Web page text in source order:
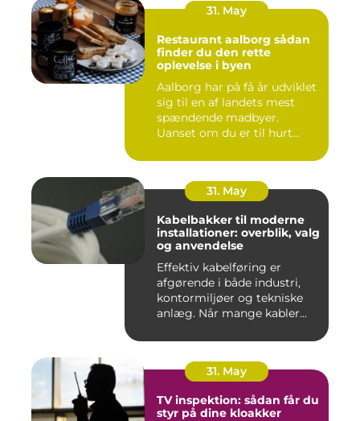
31. May
Restaurant aalborg sådan
finder du den rette
oplevelse i byen
Aalborg har på få år udviklet
sig til en af landets mest
spændende madbyer.
Uanset om du er til hurt...
31. May
Kabelbakker til moderne
installationer: overblik, valg
og anvendelse
Effektiv kabelføring er
afgørende i både industri,
kontormiljøer og tekniske
anlæg. Når mange kabler...
31. May
TV inspektion: sådan får du
styr på dine kloakker